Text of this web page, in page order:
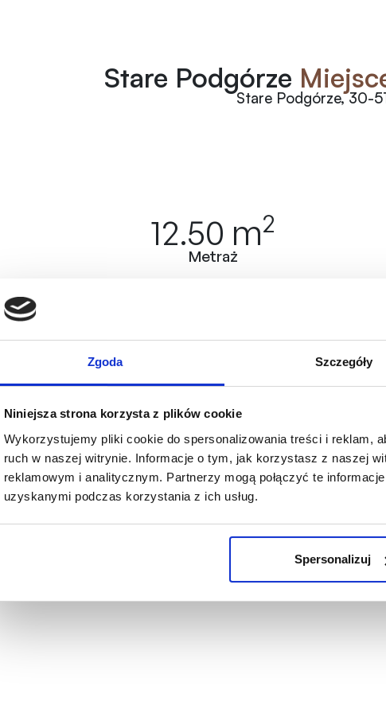
Zgoda Szczegóły
Niniejsza strona korzysta z plików cookie
Wykorzystujemy pliki cookie do spersonalizowania treści i reklam,
ruch w naszej witrynie. Informacje o tym, jak korzystasz z naszej
reklamowym i analitycznym. Partnerzy mogą połączyć te
uzyskanymi podczas korzystania z ich usług.
Spersonalizuj
Stare Podgórze
Stare Podgórze, 30-
Metraż
12.50 m2